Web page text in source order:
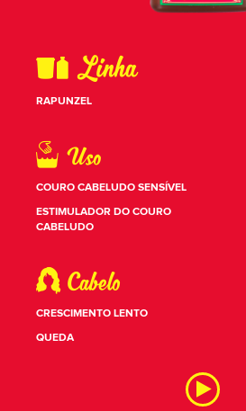
RAPUNZEL
COURO CABELUDO SENSÍVEL
ESTIMULADOR DO COURO
CABELUDO
CRESCIMENTO LENTO
QUEDA